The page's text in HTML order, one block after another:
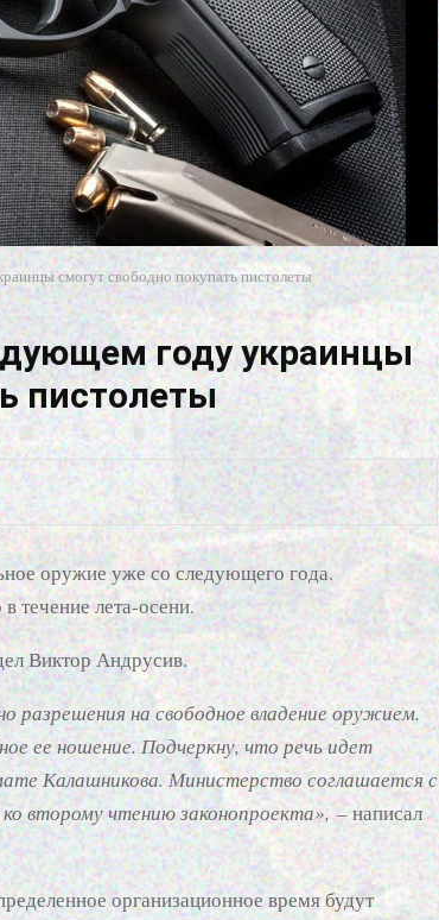
смогут свободно покупать пистолеты
году украинцы
пистолеты
оружие уже со следующего года.
течение лета-осени.
Виктор Андрусив.
разрешения на свободное владение оружием.
ее ношение. Подчеркну, что речь идет
Калашникова. Министерство соглашается с
второму чтению законопроекта»,– написал
организационное время будут